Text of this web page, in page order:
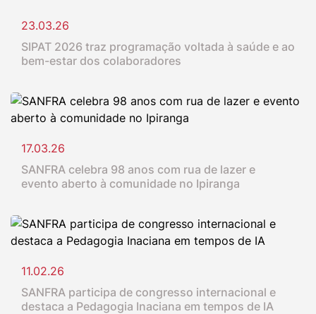
23.03.26
SIPAT 2026 traz programação voltada à saúde e ao
bem-estar dos colaboradores
17.03.26
SANFRA celebra 98 anos com rua de lazer e
evento aberto à comunidade no Ipiranga
11.02.26
SANFRA participa de congresso internacional e
destaca a Pedagogia Inaciana em tempos de IA